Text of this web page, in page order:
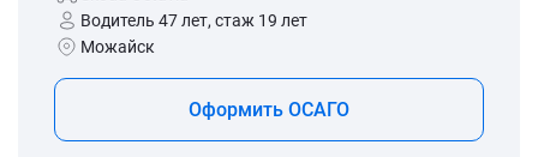
Водитель 47 лет, стаж 19 лет
Можайск
Оформить ОСАГО